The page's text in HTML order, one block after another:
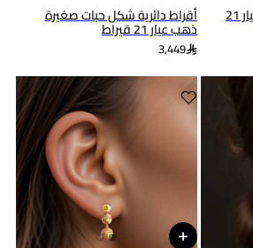
أقراط متدلية ذهب زهرة عيار 21 أقراط دائرية شكل حبات صغيرة
ذهب عيار 21 قيراط
3,449